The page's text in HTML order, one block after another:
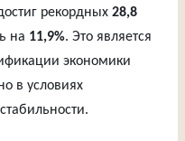
рекордных 28,8
на 11,9%. Это является
экономики
в условиях